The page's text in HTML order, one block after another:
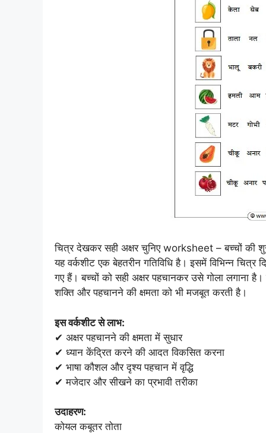
चित्र देखकर सही अक्षर चुनिए worksheet – बच्चों की
यह वर्कशीट एक बेहतरीन गतिविधि है। इसमें विभिन्न
गए हैं। बच्चों को सही अक्षर पहचानकर उसे गोला लगाना
शक्ति और पहचानने की क्षमता को भी मजबूत करती है।
इस वर्कशीट से लाभ:
✔ अक्षर पहचानने की क्षमता में सुधार
✔ ध्यान केंद्रित करने की आदत विकसित करना
✔ भाषा कौशल और दृश्य पहचान में वृद्धि
✔ मजेदार और सीखने का प्रभावी तरीका
उदाहरण:
कोयल कबूतर तोता